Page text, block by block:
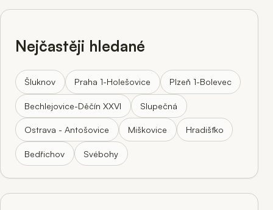
Nejčastěji hledané
Šluknov Praha 1-Holešovice Plzeň 1-Bolevec
Bechlejovice-Děčín XXVI Slupečná
Ostrava - Antošovice Miškovice Hradišťko
Bedřichov Svébohy